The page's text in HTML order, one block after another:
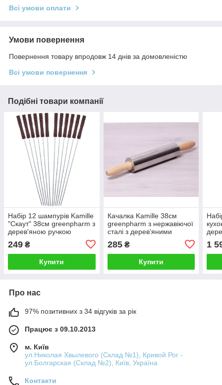
Всі умови оплати
Умови повернення
Повернення товару впродовж 14 днів за домовленістю
Всі умови повернення
Подібні товари компанії
Набір 12 шампурів Kamille
"Скаут" 38см greenpharm з
дерев'яною ручкою
249 ₴
Купити
Качалка Kamille 38см
greenpharm з нержавіючої
сталі з дерев'яними
285₴
Купити
1
Про нас
97% позитивних з 34 відгуків за рік
Працює з 09.10.2013
м. Київ
ул.Николая Хвылевого (Склад №1), Кривой Рог -
ул.Болгарская (Склад №2), Київ, Україна
Контакти